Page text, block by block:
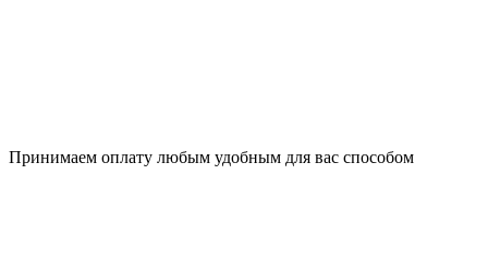
Принимаем оплату любым удобным для вас способом